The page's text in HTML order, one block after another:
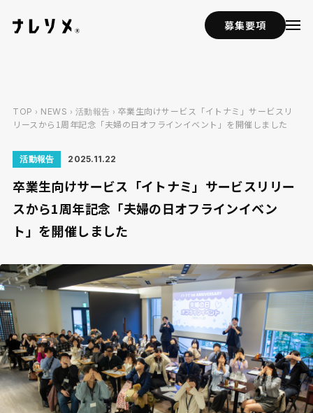
募集要項
TOP › NEWS › 活動報告 › 卒業生向けサービス「イトナミ」サービスリ
リースから1周年記念「夫婦の日オフラインイベント」を開催しました
活動報告 2025.11.22
卒業生向けサービス「イトナミ」サービスリリー
スから1周年記念「夫婦の日オフラインイベン
ト」を開催しました